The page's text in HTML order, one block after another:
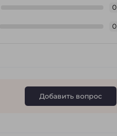
0
0
Добавить вопрос